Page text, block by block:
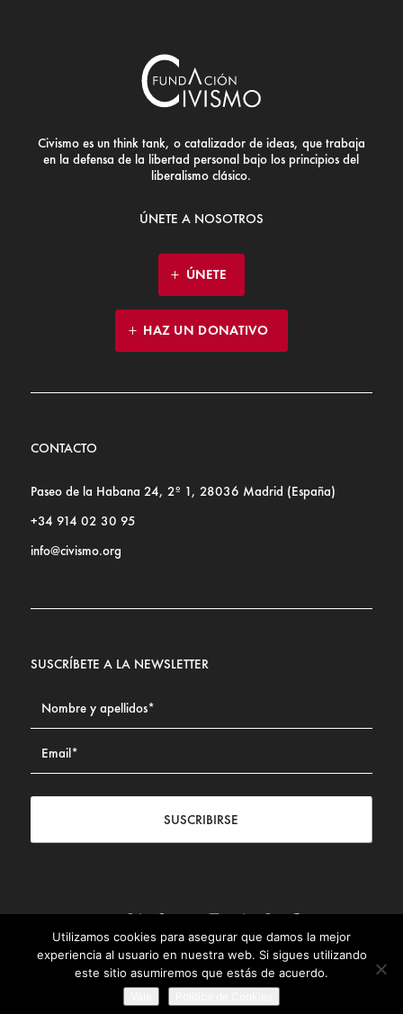
Civismo es un think tank, o catalizador de ideas, que trabaja
en la defensa de la libertad personal bajo los principios del
liberalismo clásico.
ÚNETE A NOSOTROS
ÚNETE
HAZ UN DONATIVO
CONTACTO
Paseo de la Habana 24, 2º 1, 28036 Madrid (España)
+34 914 02 30 95
info@civismo.org
SUSCRÍBETE A LA NEWSLETTER
SUSCRIBIRSE
Contacto|Aviso legal| Política de privacidad| Política de
Cookies
© Fundación Civismo 2025
Utilizamos cookies para asegurar que damos la mejor
experiencia al usuario en nuestra web. Si sigues utilizando
este sitio asumiremos que estás de acuerdo.